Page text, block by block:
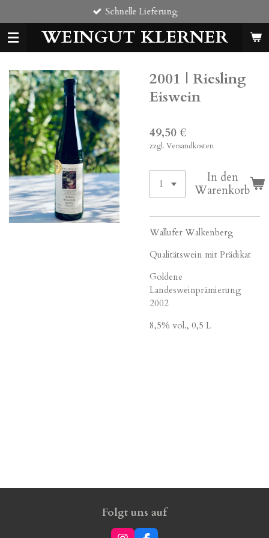
Hauptinhalt
springen WEINGUT KLERNER
Schnelle Lieferung
2001 | Riesling
Eiswein
49,50 €
zzgl. Versandkosten
In den
Warenkorb
Wallufer Walkenberg
Qualitätswein mit Prädikat
Goldene
Landesweinprämierung
2002
8,5% vol., 0,5 L
Folgt uns auf